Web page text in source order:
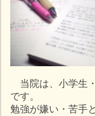
当院は、小学生
です。
勉強が嫌い・苦手